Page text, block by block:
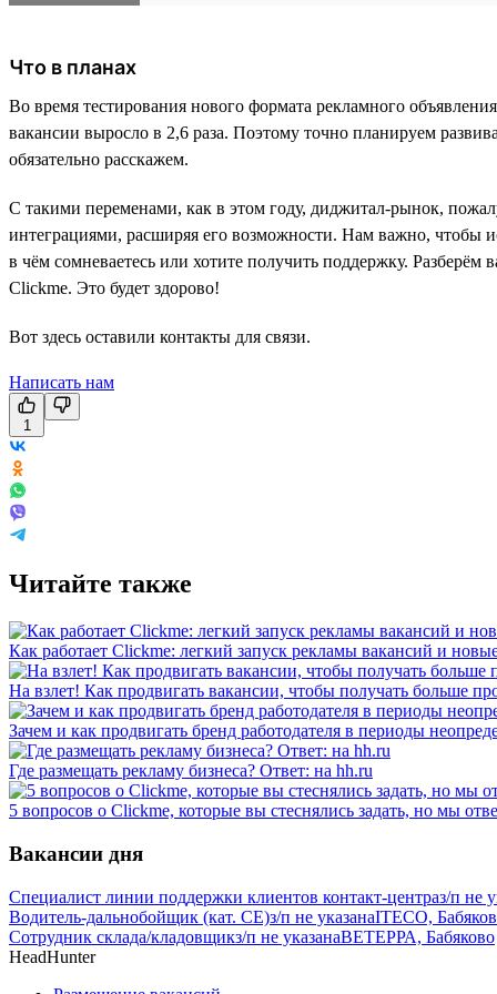
Что в планах
Во время тестирования нового формата рекламного
вакансии выросло в 2,6 раза. Поэтому точно планируем
обязательно расскажем.
С такими переменами, как в этом году, диджитал-рынок,
интеграциями, расширяя его возможности. Нам важно, чтобы
в чём сомневаетесь или хотите получить поддержку.
Clickme. Это будет здорово!
Вот здесь оставили контакты для связи.
Написать нам
1
Читайте также
Как работает Clickme: легкий запуск рекламы вакансий и
На взлет! Как продвигать вакансии, чтобы получать больше
Зачем и как продвигать бренд работодателя в периоды
Где размещать рекламу бизнеса? Ответ: на hh.ru
5 вопросов о Clickme, которые вы стеснялись задать, но мы
Вакансии дня
Специалист линии поддержки клиентов контакт-центраз/п не
Водитель-дальнобойщик (кат. CE)з/п не указанаITECO,
Сотрудник склада/кладовщикз/п не указанаВЕТЕРРА, Бабяково
HeadHunter